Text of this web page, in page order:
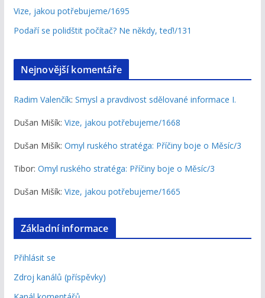
Vize, jakou potřebujeme/1695
Podaří se polidštit počítač? Ne někdy, teď!/131
Nejnovější komentáře
Radim Valenčík: Smysl a pravdivost sdělované informace I.
Dušan Mišík: Vize, jakou potřebujeme/1668
Dušan Mišík: Omyl ruského stratéga: Příčiny boje o Měsíc/3
Tibor: Omyl ruského stratéga: Příčiny boje o Měsíc/3
Dušan Mišík: Vize, jakou potřebujeme/1665
Základní informace
Přihlásit se
Zdroj kanálů (příspěvky)